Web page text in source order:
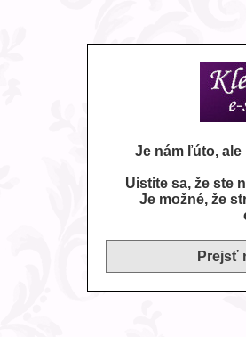
Je nám ľúto,
Uistite sa, že ste
Je možné, že
Prejsť